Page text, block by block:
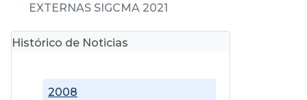
EXTERNAS SIGCMA 2021
Histórico de Noticias
2008